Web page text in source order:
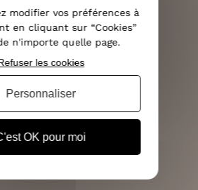
RAPIDE
DÈS 70€
modifier vos préférences à
en cliquant sur “Cookies”
n'importe quelle page.
OK pour moi
les cookies
Personnaliser